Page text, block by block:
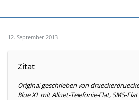
12. September 2013
Zitat
Original geschrieben von
Blue XL mit Allnet-Telefonie-Flat, SMS-